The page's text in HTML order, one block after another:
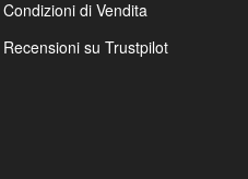
Condizioni di Vendita
Recensioni su Trustpilot